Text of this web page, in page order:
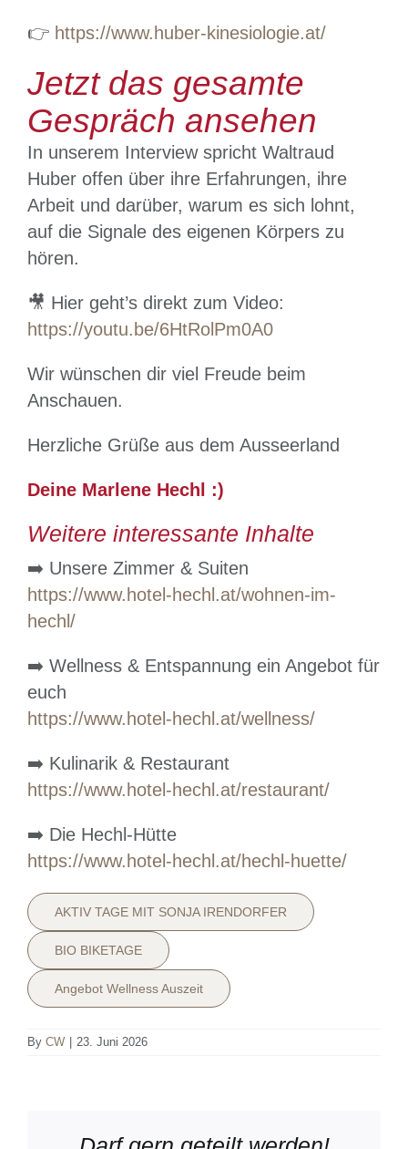
👉 https://www.huber-kinesiologie.at/
Jetzt das gesamte
Gespräch ansehen
In unserem Interview spricht Waltraud
Huber offen über ihre Erfahrungen, ihre
Arbeit und darüber, warum es sich lohnt,
auf die Signale des eigenen Körpers zu
hören.
🎥 Hier geht’s direkt zum Video:
https://youtu.be/6HtRolPm0A0
Wir wünschen dir viel Freude beim
Anschauen.
Herzliche Grüße aus dem Ausseerland
Deine Marlene Hechl :)
Weitere interessante Inhalte
➡️ Unsere Zimmer & Suiten
https://www.hotel-hechl.at/wohnen-im-
hechl/
➡️ Wellness & Entspannung ein Angebot für
euch
https://www.hotel-hechl.at/wellness/
➡️ Kulinarik & Restaurant
https://www.hotel-hechl.at/restaurant/
➡️ Die Hechl-Hütte
https://www.hotel-hechl.at/hechl-huette/
AKTIV TAGE MIT SONJA IRENDORFER
BIO BIKETAGE
Angebot Wellness Auszeit
By CW 23. Juni 2026